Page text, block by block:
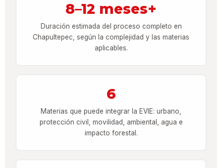
8–12 meses+
Duración estimada del proceso completo en
Chapultepec, según la complejidad y las materias
aplicables.
6
Materias que puede integrar la EVIE: urbano,
protección civil, movilidad, ambiental, agua e
impacto forestal.